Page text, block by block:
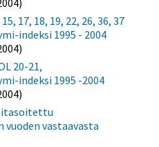
17, 18, 19, 22, 26, 36, 37
indeksi 1995 - 2004
20-21,
indeksi 1995 -2004
vastaavasta